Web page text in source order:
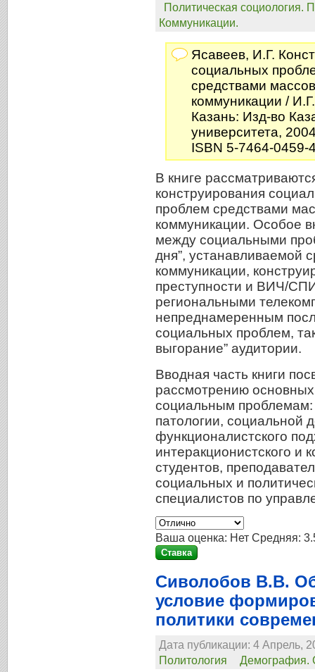
Политическая социология.
Коммуникации.
Ясавеев, И.Г.
социальных
средствами
коммуникации /
Казань: Изд-во
университета,
ISBN 5-7464-0459-
В книге
конструирования
проблем средствами
коммуникации. Особое
между социальными
дня”, устанавливаемой
коммуникации,
преступности и ВИЧ/
региональными
непреднамеренным
социальных проблем,
выгорание” аудитории.
Вводная часть книги
рассмотрению основных
социальным
патологии, социальной
функционалистского
интеракционистского и
студентов,
социальных и
специалистов по
Ваша оценка: Нет Средняя:
Сиволобов В.В.
условие
политики
Дата публикации: 4 Апрель,
Политология
Демография.